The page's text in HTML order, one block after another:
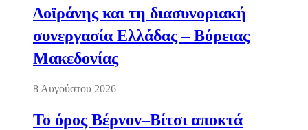
Δοϊράνης και τη διασυνοριακή
συνεργασία Ελλάδας – Βόρειας
Μακεδονίας
8 Αυγούστου 2026
Το όρος Βέρνον–Βίτσι αποκτά